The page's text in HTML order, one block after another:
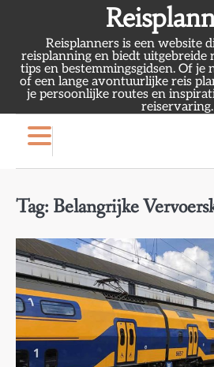
Reisplanners is een website
reisplanning en biedt uitgebreide
tips en bestemmingsgidsen. Of je
of een lange avontuurlijke reis
je persoonlijke routes en
reiservaring.
Tag: Belangrijke